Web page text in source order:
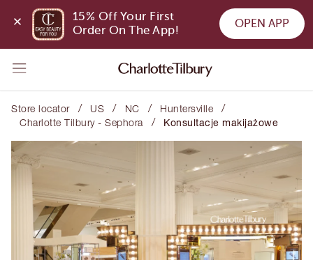
15% Off Your First
Order On The App!
OPEN APP
Store locator / US / NC / Huntersville /
Charlotte Tilbury - Sephora / Konsultacje makijażowe